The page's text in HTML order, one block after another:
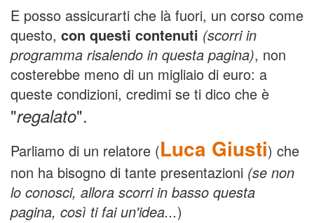
E posso assicurarti che là fuori, un corso come
questo, con questi contenuti (scorri in
programma risalendo in questa pagina), non
costerebbe meno di un migliaio di euro: a
queste condizioni, credimi se ti dico che è
"regalato".
Parliamo di un relatore (Luca Giusti) che
non ha bisogno di tante presentazioni (se non
lo conosci, allora scorri in basso questa
pagina, così ti fai un'idea...)